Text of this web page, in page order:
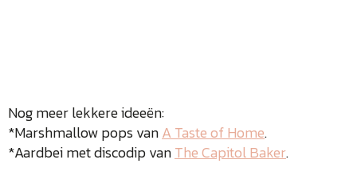
Nog meer lekkere ideeën:
*Marshmallow pops vanA Taste of Home.
*Aardbei met discodip vanThe Capitol Baker.